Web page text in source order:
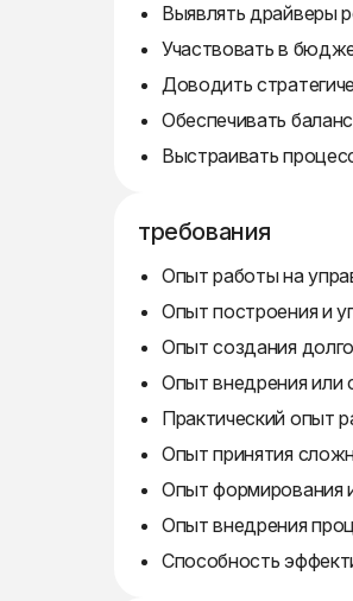
Выявлять драйверы
Участвовать в
Доводить
Обеспечивать
Выстраивать
требования
Опыт работы на
Опыт построения и
Опыт создания
Опыт внедрения или
Практический опыт
Опыт принятия
Опыт формирования
Опыт внедрения
Способность